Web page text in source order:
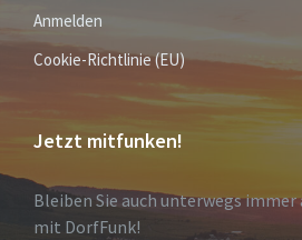
Anmelden
Cookie-Richtlinie (EU)
Jetzt mitfunken!
Bleiben Sie auch unterwegs immer
mit DorfFunk!